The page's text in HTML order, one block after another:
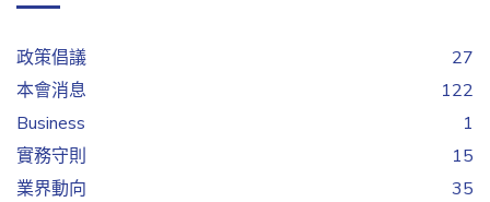
政策倡議
27
本會消息
122
Business
1
實務守則
15
業界動向
35